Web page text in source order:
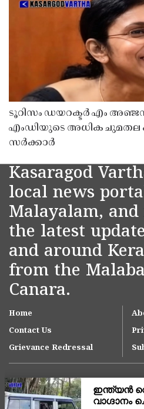
ടൂറിസം ഡയറക്ടർ എം
എംഡിയുടെ അധിക ചുമതല
സർക്കാർ
Kasaragod
local news
Malayalam,
the latest
and around
from the
Canara.
Home
Contact Us
Grievance Redressal
വി